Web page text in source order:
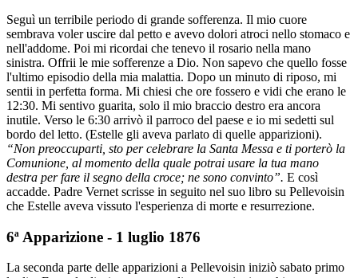
Seguì un terribile periodo di grande sofferenza. Il mio cuore
sembrava voler uscire dal petto e avevo dolori atroci nello stomaco e
nell'addome. Poi mi ricordai che tenevo il rosario nella mano
sinistra. Offrii le mie sofferenze a Dio. Non sapevo che quello fosse
l'ultimo episodio della mia malattia. Dopo un minuto di riposo, mi
sentii in perfetta forma. Mi chiesi che ore fossero e vidi che erano le
12:30. Mi sentivo guarita, solo il mio braccio destro era ancora
inutile. Verso le 6:30 arrivò il parroco del paese e io mi sedetti sul
bordo del letto. (Estelle gli aveva parlato di quelle apparizioni).
“Non preoccuparti, sto per celebrare la Santa Messa e ti porterò la
Comunione, al momento della quale potrai usare la tua mano
destra per fare il segno della croce; ne sono convinto”. E così
accadde. Padre Vernet scrisse in seguito nel suo libro su Pellevoisin
che Estelle aveva vissuto l'esperienza di morte e resurrezione.
6ª Apparizione - 1 luglio 1876
La seconda parte delle apparizioni a Pellevoisin iniziò sabato primo